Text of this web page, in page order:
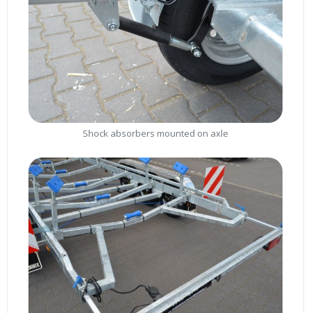
Shock absorbers mounted on axle